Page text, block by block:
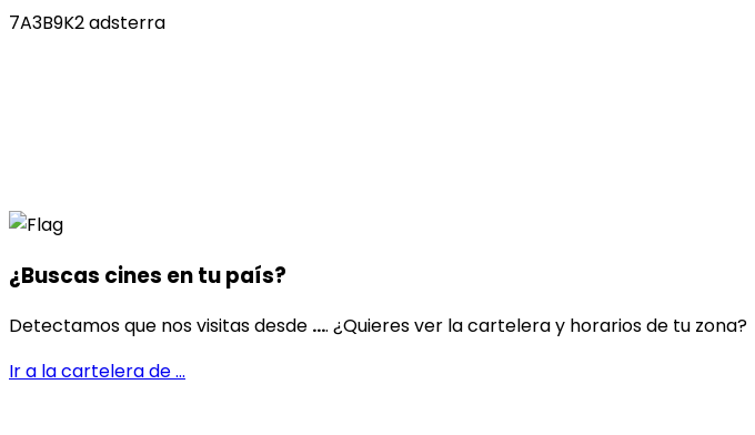
7A3B9K2 adsterra
¿Buscas cines entu país?
Detectamos que nos visitas desde .... ¿Quieres ver la cartelera y horarios de tu zona?
Ir a la cartelera de...